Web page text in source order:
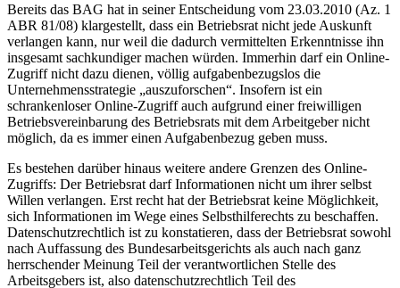
Bereits das BAG hat in seiner Entscheidung vom 23.03.2010 (Az. 1
ABR 81/08) klargestellt, dass ein Betriebsrat nicht jede Auskunft
verlangen kann, nur weil die dadurch vermittelten Erkenntnisse ihn
insgesamt sachkundiger machen würden. Immerhin darf ein Online-
Zugriff nicht dazu dienen, völlig aufgabenbezugslos die
Unternehmensstrategie „auszuforschen“. Insofern ist ein
schrankenloser Online-Zugriff auch aufgrund einer freiwilligen
Betriebsvereinbarung des Betriebsrats mit dem Arbeitgeber nicht
möglich, da es immer einen Aufgabenbezug geben muss.
Es bestehen darüber hinaus weitere andere Grenzen des Online-
Zugriffs: Der Betriebsrat darf Informationen nicht um ihrer selbst
Willen verlangen. Erst recht hat der Betriebsrat keine Möglichkeit,
sich Informationen im Wege eines Selbsthilferechts zu beschaffen.
Datenschutzrechtlich ist zu konstatieren, dass der Betriebsrat sowohl
nach Auffassung des Bundesarbeitsgerichts als auch nach ganz
herrschender Meinung Teil der verantwortlichen Stelle des
Arbeitsgebers ist, also datenschutzrechtlich Teil des